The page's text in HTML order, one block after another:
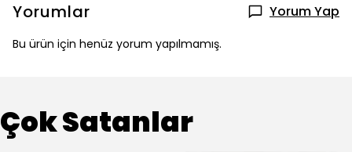
Yorumlar Yorum Yap
Bu ürün için henüz yorum yapılmamış.
Çok Satanlar